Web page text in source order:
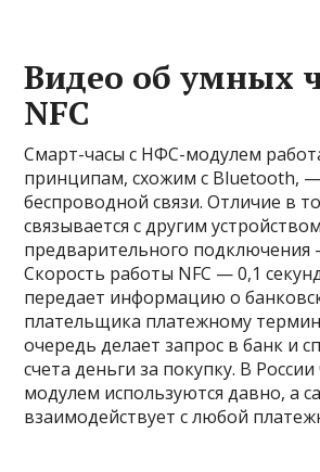
Видео об умных
NFC
Смарт-часы с НФС-модулем
принципам, схожим с Bluetooth,
беспроводной связи. Отличие в
связывается с другим
предварительного
Скорость работы NFC — 0,1
передает информацию о
плательщика платежному
очередь делает запрос в банк и
счета деньги за покупку. В
модулем используются давно, а
взаимодействует с любой